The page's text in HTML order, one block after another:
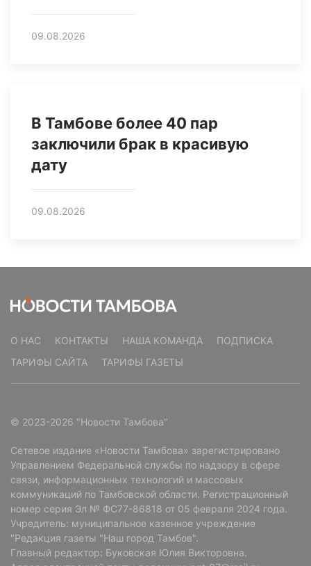
09.08.2026
В Тамбове более 40 пар
заключили брак в красивую
дату
09.08.2026
О НАС КОНТАКТЫ НАША КОМАНДА
ПОДПИСКА
ТАРИФЫ САЙТА
ТАРИФЫ ГАЗЕТЫ
© 2023-2026 "Новости Тамбова"
Сетевое издание «Новости Тамбова» зарегистрировано
Управлением Федеральной службы по надзору в сфере
связи, информационных технологий и массовых
коммуникаций по Тамбовской области. Регистрационный
номер серия Эл № ФС77-86818 от 05 февраля 2024 года.
Учредитель: муниципальное казенное учреждение
"Редакция газеты "Наш город Тамбов".
Главный редактор: Буковская Юлия Викторовна.